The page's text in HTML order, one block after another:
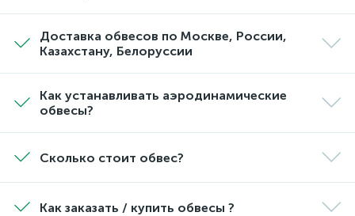
Доставка обвесов по Москве, России,
Казахстану, Белоруссии
Как устанавливать аэродинамические
обвесы?
Сколько стоит обвес?
Как заказать / купить обвесы ?